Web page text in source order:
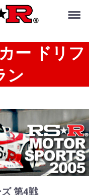
Menu
ー ドリフ
ン
第4戦